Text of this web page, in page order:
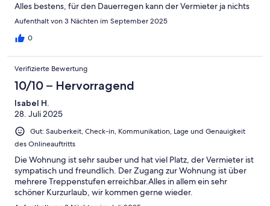
Alles bestens, für den Dauerregen kann der Vermieter ja nichts
Aufenthalt von 3 Nächten im September 2025
0
Verifizierte Bewertung
10/10 – Hervorragend
Isabel H.
28. Juli 2025
Gut: Sauberkeit, Check-in, Kommunikation, Lage und Genauigkeit
des Onlineauftritts
Die Wohnung ist sehr sauber und hat viel Platz, der Vermieter ist
sympatisch und freundlich. Der Zugang zur Wohnung ist über
mehrere Treppenstufen erreichbar.Alles in allem ein sehr
schöner Kurzurlaub, wir kommen gerne wieder.